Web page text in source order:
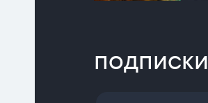
подписки